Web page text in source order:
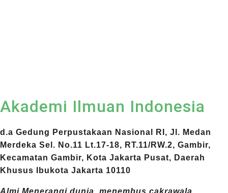
Akademi Ilmuan Indonesia
d.a Gedung Perpustakaan Nasional RI, Jl. Medan
Merdeka Sel. No.11 Lt.17-18, RT.11/RW.2, Gambir,
Kecamatan Gambir, Kota Jakarta Pusat, Daerah
Khusus Ibukota Jakarta 10110
Almi Menerangi dunia, menembus cakrawala